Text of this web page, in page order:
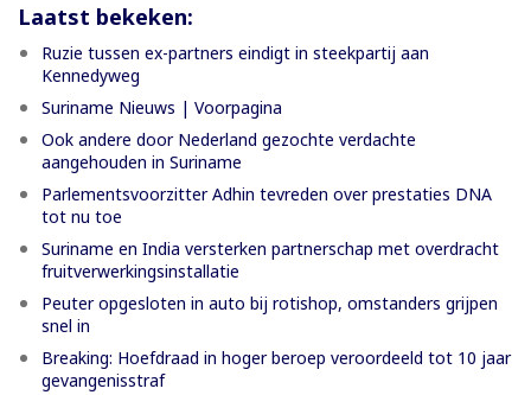
Laatst bekeken:
Ruzie tussen ex-partners eindigt in steekpartij aan
Kennedyweg
Suriname Nieuws | Voorpagina
Ook andere door Nederland gezochte verdachte
aangehouden in Suriname
Parlementsvoorzitter Adhin tevreden over prestaties DNA
tot nu toe
Suriname en India versterken partnerschap met overdracht
fruitverwerkingsinstallatie
Peuter opgesloten in auto bij rotishop, omstanders grijpen
snel in
Breaking: Hoefdraad in hoger beroep veroordeeld tot 10 jaar
gevangenisstraf